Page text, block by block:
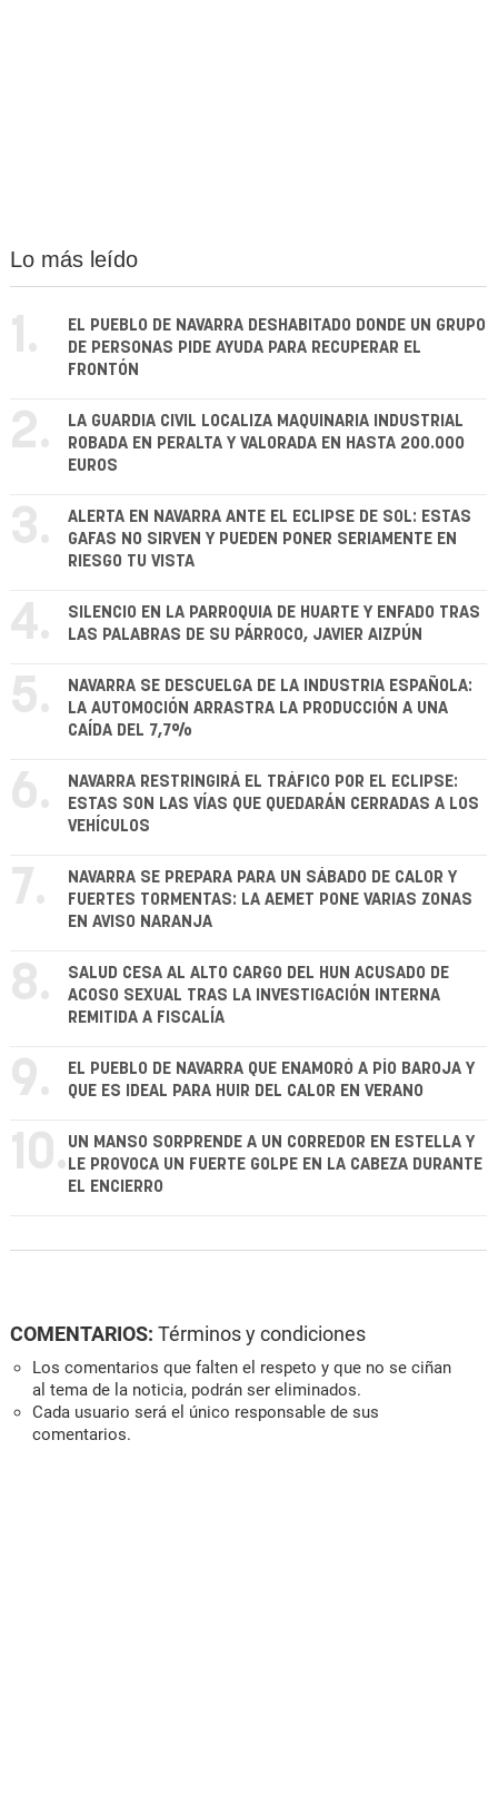
Lo más leído
1.
EL PUEBLO DE NAVARRA DESHABITADO DONDE UN GRUPO
DE PERSONAS PIDE AYUDA PARA RECUPERAR EL
FRONTÓN
2.
LA GUARDIA CIVIL LOCALIZA MAQUINARIA INDUSTRIAL
ROBADA EN PERALTA Y VALORADA EN HASTA 200.000
EUROS
3.
ALERTA EN NAVARRA ANTE EL ECLIPSE DE SOL: ESTAS
GAFAS NO SIRVEN Y PUEDEN PONER SERIAMENTE EN
RIESGO TU VISTA
4.
SILENCIO EN LA PARROQUIA DE HUARTE Y ENFADO TRAS
LAS PALABRAS DE SU PÁRROCO, JAVIER AIZPÚN
5.
NAVARRA SE DESCUELGA DE LA INDUSTRIA ESPAÑOLA:
LA AUTOMOCIÓN ARRASTRA LA PRODUCCIÓN A UNA
CAÍDA DEL 7,7%
6.
NAVARRA RESTRINGIRÁ EL TRÁFICO POR EL ECLIPSE:
ESTAS SON LAS VÍAS QUE QUEDARÁN CERRADAS A LOS
VEHÍCULOS
7.
NAVARRA SE PREPARA PARA UN SÁBADO DE CALOR Y
FUERTES TORMENTAS: LA AEMET PONE VARIAS ZONAS
EN AVISO NARANJA
8.
SALUD CESA AL ALTO CARGO DEL HUN ACUSADO DE
ACOSO SEXUAL TRAS LA INVESTIGACIÓN INTERNA
REMITIDA A FISCALÍA
9.
EL PUEBLO DE NAVARRA QUE ENAMORÓ A PÍO BAROJA Y
QUE ES IDEAL PARA HUIR DEL CALOR EN VERANO
10. UN MANSO SORPRENDE A UN CORREDOR EN ESTELLA Y
LE PROVOCA UN FUERTE GOLPE EN LA CABEZA DURANTE
EL ENCIERRO
COMENTARIOS: Términos y condiciones
Los comentarios que falten el respeto y que no se ciñan
al tema de la noticia, podrán ser eliminados.
Cada usuario será el único responsable de sus
comentarios.